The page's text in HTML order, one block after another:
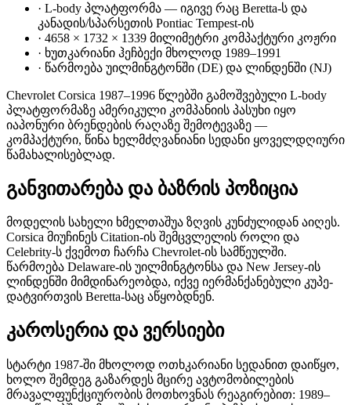
· L-body პლატფორმა — იგივე რაც Beretta-ს და
კანადის/სპარსეთის Pontiac Tempest-ის
· 4658 × 1732 × 1339 მილიმეტრი კომპაქტური კოჟრი
· ხუთკარიანი ჰეჩბექი მხოლოდ 1989–1991
· წარმოება უილმინგტონში (DE) და ლინდენში (NJ)
Chevrolet Corsica 1987–1996 წლებში გამოშვებული L-body
პლატფორმაზე ამერიკული კომპანიის პასუხი იყო
იაპონური ბრენდების რაღაზე შემოტევაზე —
კომპაქტური, წინა ხელმძღვანიანი სედანი ყოველდღიური
წამახალისებლად.
განვითარება და ბაზრის პოზიცია
მოდელის სახელი ხმელთაშუა ზღვის კუნძულიდან აიღეს.
Corsica მიუჩინეს Citation-ის შემცვლელის როლი და
Celebrity-ს ქვემოთ ჩარჩა Chevrolet-ის სამწეულში.
წარმოება Delaware-ის უილმინგტონსა და New Jersey-ის
ლინდენში მიმდინარეობდა, იქვე იერმანქანებული კუპე-
დატვირთვის Beretta-საც აწყობდნენ.
კაროსერია და ვერსიები
სტარტი 1987-ში მხოლოდ ოთხკარიანი სედანით დაიწყო,
ხოლო შემდეგ გაზარდეს მცირე ავტომობილების
მრავალფუნქციურობის მოთხოვნას რეაგირებით: 1989–